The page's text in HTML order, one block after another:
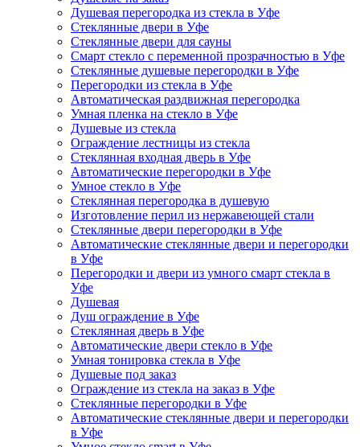
Душевая перегородка из стекла в Уфе
Стеклянные двери в Уфе
Стеклянные двери для сауны
Смарт стекло с переменной прозрачностью в Уфе
Стеклянные душевые перегородки в Уфе
Перегородки из стекла в Уфе
Автоматическая раздвижная перегородка
Умная пленка на стекло в Уфе
Душевые из стекла
Ограждение лестницы из стекла
Стеклянная входная дверь в Уфе
Автоматические перегородки в Уфе
Умное стекло в Уфе
Стеклянная перегородка в душевую
Изготовление перил из нержавеющей стали
Стеклянные двери перегородки в Уфе
Автоматические стеклянные двери и перегородки
в Уфе
Перегородки и двери из умного смарт стекла в
Уфе
Душевая
Душ ограждение в Уфе
Стеклянная дверь в Уфе
Автоматические двери стекло в Уфе
Умная тонировка стекла в Уфе
Душевые под заказ
Ограждение из стекла на заказ в Уфе
Стеклянные перегородки в Уфе
Автоматические стеклянные двери и перегородки
в Уфе